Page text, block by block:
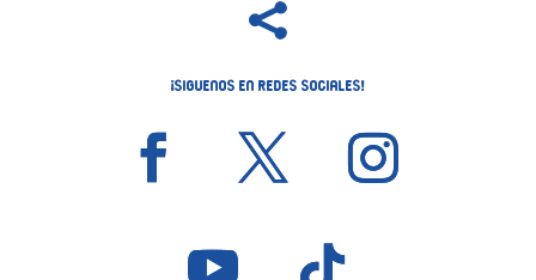

¡Siguenos en Redes Sociales!